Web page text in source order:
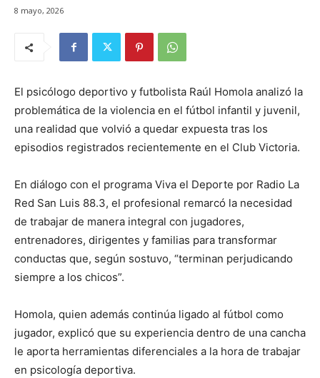
8 mayo, 2026
El psicólogo deportivo y futbolista Raúl Homola analizó la
problemática de la violencia en el fútbol infantil y juvenil,
una realidad que volvió a quedar expuesta tras los
episodios registrados recientemente en el Club Victoria.
En diálogo con el programa Viva el Deporte por Radio La
Red San Luis 88.3, el profesional remarcó la necesidad
de trabajar de manera integral con jugadores,
entrenadores, dirigentes y familias para transformar
conductas que, según sostuvo, “terminan perjudicando
siempre a los chicos”.
Homola, quien además continúa ligado al fútbol como
jugador, explicó que su experiencia dentro de una cancha
le aporta herramientas diferenciales a la hora de trabajar
en psicología deportiva.